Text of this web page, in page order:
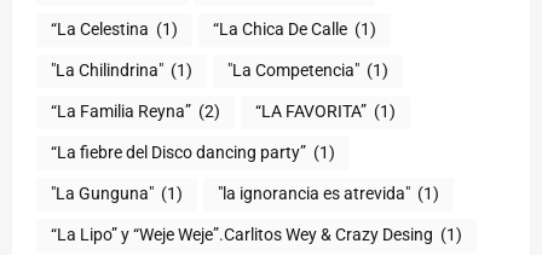
“La Celestina (1) “La Chica De Calle (1)
"La Chilindrina" (1) "La Competencia" (1)
“La Familia Reyna” (2) “LA FAVORITA” (1)
“La fiebre del Disco dancing party” (1)
(1) "la ignorancia es atrevida" (1)
“La Lipo” y “Weje Weje”.Carlitos Wey & Crazy Desing (1)